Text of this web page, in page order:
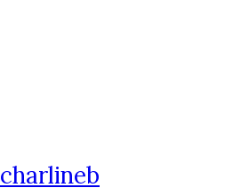
charlineb